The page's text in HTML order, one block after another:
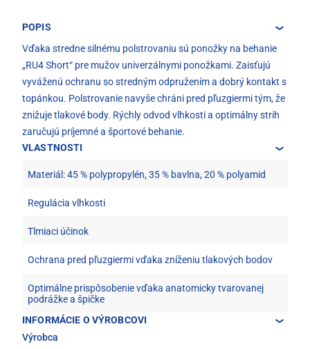
POPIS
Vďaka stredne silnému polstrovaniu sú ponožky na behanie
„RU4 Short“ pre mužov univerzálnymi ponožkami. Zaisťujú
vyváženú ochranu so stredným odpružením a dobrý kontakt s
topánkou. Polstrovanie navyše chráni pred pľuzgiermi tým, že
znižuje tlakové body. Rýchly odvod vlhkosti a optimálny strih
zaručujú príjemné a športové behanie.
VLASTNOSTI
Materiál: 45 % polypropylén, 35 % bavlna, 20 % polyamid
Regulácia vlhkosti
Tlmiaci účinok
Ochrana pred pľuzgiermi vďaka zníženiu tlakových bodov
Optimálne prispôsobenie vďaka anatomicky tvarovanej
podrážke a špičke
INFORMÁCIE O VÝROBCOVI
Výrobca